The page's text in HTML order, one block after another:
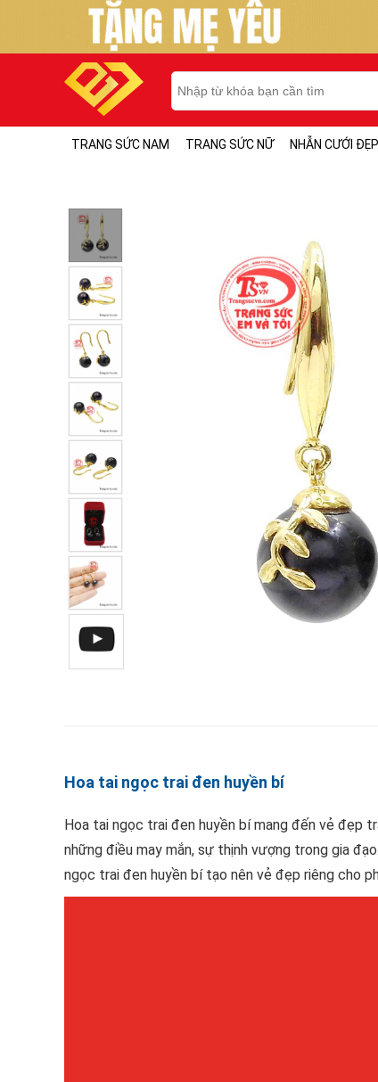
TRANG SỨC NAM TRANG SỨC NỮ NHẪN CƯỚI ĐẸP
Hoa tai ngọc trai đen huyền bí
Hoa tai ngọc trai đen huyền bí mang đến vẻ đẹp
những điều may mắn, sự thịnh vượng trong gia
ngọc trai đen huyền bí tạo nên vẻ đẹp riêng cho